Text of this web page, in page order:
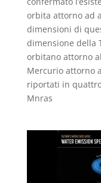
orbita attorno ad
dimensioni di
dimensione della
orbitano attorno
Mercurio attorno
riportati in
Mnras